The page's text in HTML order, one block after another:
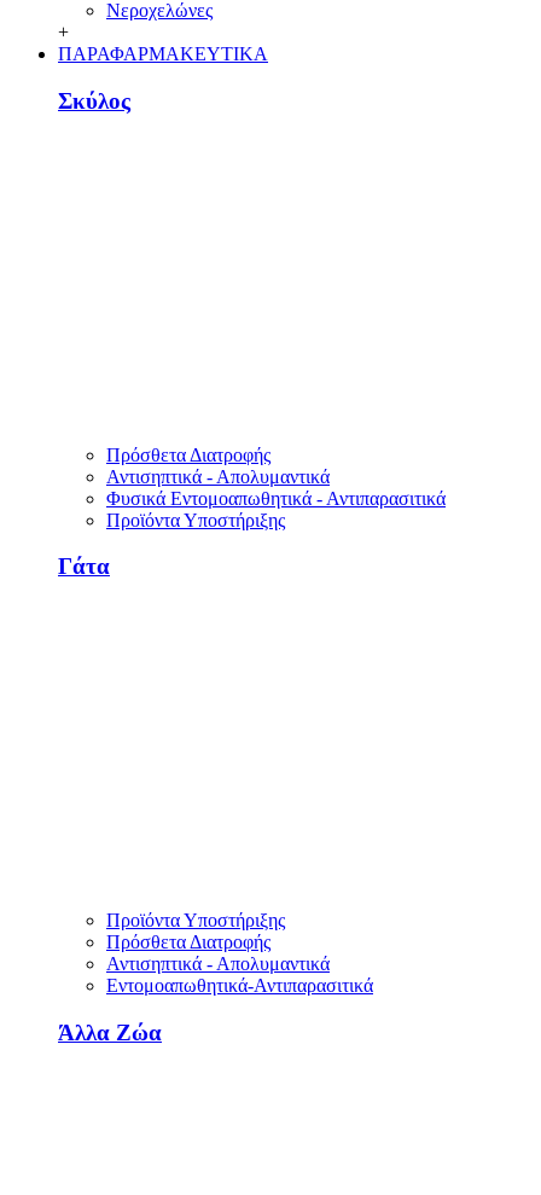
Νεροχελώνες
+
ΠΑΡΑΦΑΡΜΑΚΕΥΤΙΚΑ
Σκύλος
Πρόσθετα Διατροφής
Αντισηπτικά - Απολυμαντικά
Φυσικά Εντομοαπωθητικά - Αντιπαρασιτικά
Προϊόντα Υποστήριξης
Γάτα
Προϊόντα Υποστήριξης
Πρόσθετα Διατροφής
Αντισηπτικά - Απολυμαντικά
Εντομοαπωθητικά-Αντιπαρασιτικά
Άλλα Ζώα